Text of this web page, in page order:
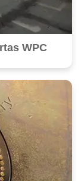
WPC